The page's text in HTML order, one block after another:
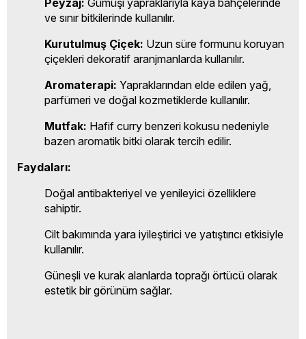
Peyzaj: Gümüşi yapraklarıyla kaya bahçelerinde
ve sınır bitkilerinde kullanılır.
Kurutulmuş Çiçek: Uzun süre formunu koruyan
çiçekleri dekoratif aranjmanlarda kullanılır.
Aromaterapi: Yapraklarından elde edilen yağ,
parfümeri ve doğal kozmetiklerde kullanılır.
Mutfak: Hafif curry benzeri kokusu nedeniyle
bazen aromatik bitki olarak tercih edilir.
Faydaları:
Doğal antibakteriyel ve yenileyici özelliklere
sahiptir.
Cilt bakımında yara iyileştirici ve yatıştırıcı etkisiyle
kullanılır.
Güneşli ve kurak alanlarda toprağı örtücü olarak
estetik bir görünüm sağlar.